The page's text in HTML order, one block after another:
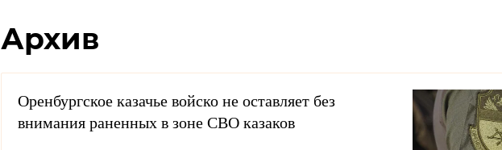
Архив
Оренбургское казачье войско не оставляет без
внимания раненных в зоне СВО казаков